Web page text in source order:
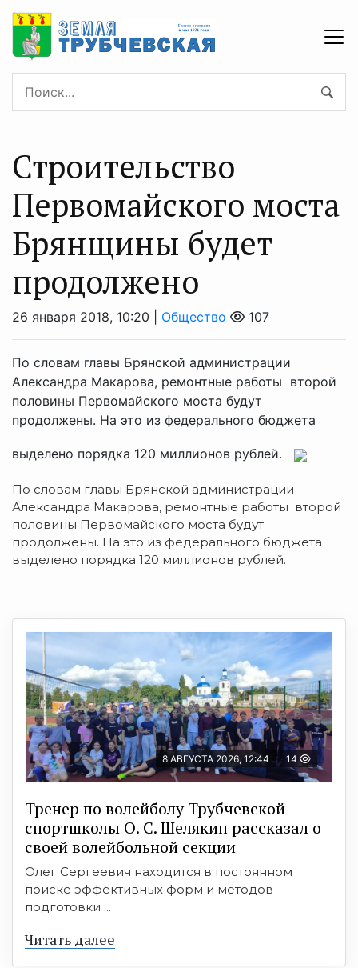
Строительство
Первомайского моста
Брянщины будет
продолжено
26 января 2018, 10:20 | Общество 107
По словам главы Брянской администрации
Александра Макарова, ремонтные работы второй
половины Первомайского моста будут
продолжены. На это из федерального бюджета
выделено порядка 120 миллионов рублей.
По словам главы Брянской администрации
Александра Макарова, ремонтные работы второй
половины Первомайского моста будут
продолжены. На это из федерального бюджета
выделено порядка 120 миллионов рублей.
8 АВГУСТА 2026, 12:44 14
Тренер по волейболу Трубчевской
спортшколы О. С. Шелякин рассказал о
своей волейбольной секции
Олег Сергеевич находится в постоянном
поиске эффективных форм и методов
подготовки ...
Читать далее